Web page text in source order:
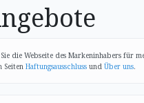
die Webseite des Markeninhabers für
Seiten Haftungsausschluss und Über uns.